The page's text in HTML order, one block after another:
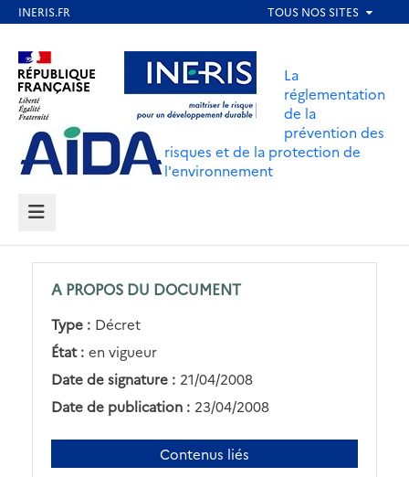
contenu
principal
Aller au contenu Aller au menu
Aller au pied de page
La
réglementation
de la
prévention des
risques et de la protection de
l'environnement
MENU
A PROPOS DU DOCUMENT
Type : Décret
État : en vigueur
Date de signature : 21/04/2008
Date de publication : 23/04/2008
Contenus liés